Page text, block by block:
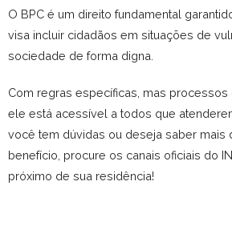
O BPC é um direito fundamental
visa incluir cidadãos em situações de
sociedade de forma digna.
Com regras específicas, mas processos
ele está acessível a todos que
você tem dúvidas ou deseja saber mais
benefício, procure os canais oficiais do
próximo de sua residência!